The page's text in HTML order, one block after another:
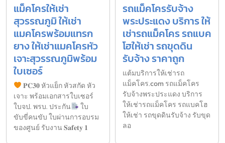
แม็คโครให้เช่า
สุวรรณภูมิ ให้เช่า
แมคโครพร้อมแทรก
ยาง ให้เช่าแมคโครหัว
เจาะสุวรรณภูมิพร้อม
ใบเซอร์
𝐏𝐂𝟑𝟎 หัวแย็ก หัวสกัด หัว
เจาะ พร้อมเอกสารใบเซอร์
ใบจป. พรบ. ประกัน
ใบ
ขับขี่คนขับ ใบผ่านการอบรม
ของศูนย์ รับงาน 𝐒𝐚𝐟𝐞𝐭𝐲 𝟏
รถแม็คโครรับจ้าง
พระประแดง บริการ ให้
เช่ารถแม็คโคร รถแบค
โฮให้เช่า รถขุดดิน
รับจ้าง ราคาถูก
แต้มบริการให้เช่ารถ
แม็คโคร.com รถแม็คโคร
รับจ้างพระประแดง บริการ
ให้เช่ารถแม็คโคร รถแบคโฮ
ให้เช่า รถขุดดินรับจ้าง รับขุด
ลอ